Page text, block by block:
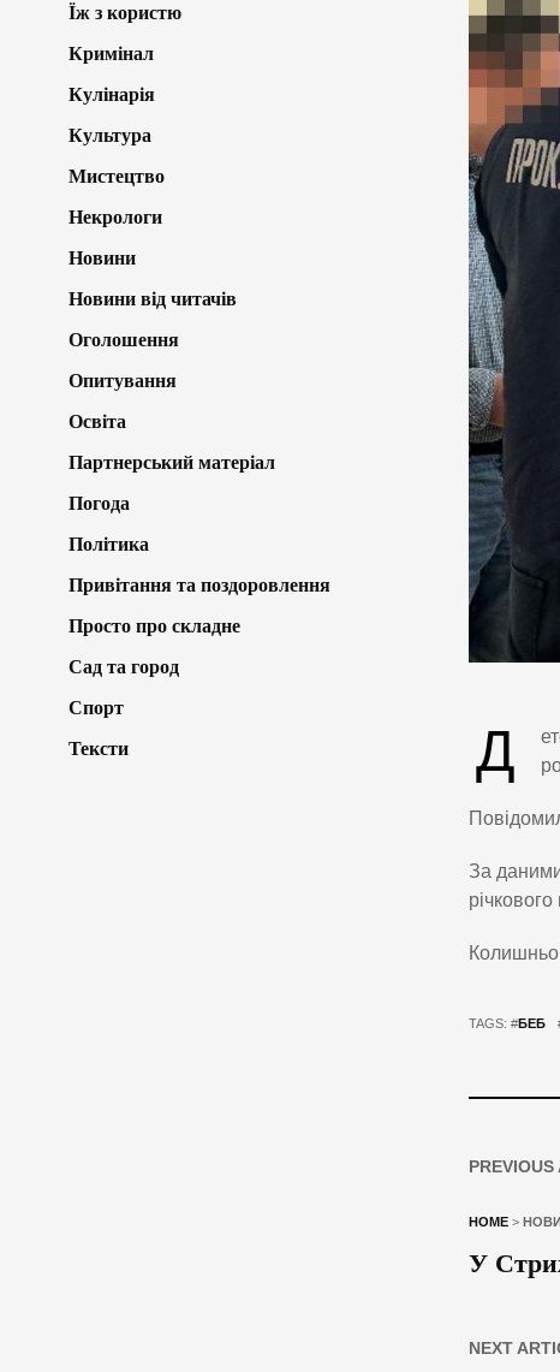
Д
За даними
TAGS: #БЕБ
HOME>
У
NEXT
Їж з користю
Кримінал
Кулінарія
Культура
Мистецтво
Некрологи
Новини
Новини від читачів
Оголошення
Опитування
Освіта
Партнерський матеріал
Погода
Політика
Привітання та поздоровлення
Просто про складне
Сад та город
Спорт
Тексти